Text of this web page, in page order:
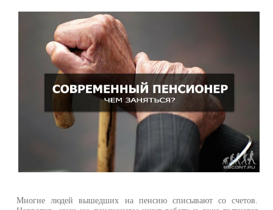
Многие людей вышедших на пенсию списывают со счетов.